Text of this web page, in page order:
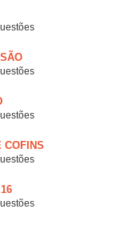
COFINS